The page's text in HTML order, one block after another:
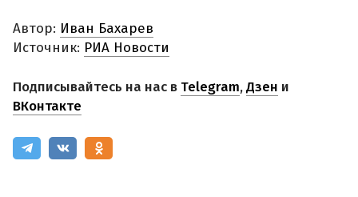
Автор: Иван Бахарев
Источник: РИА Новости
Подписывайтесь на нас в Telegram,Дзен и
ВКонтакте